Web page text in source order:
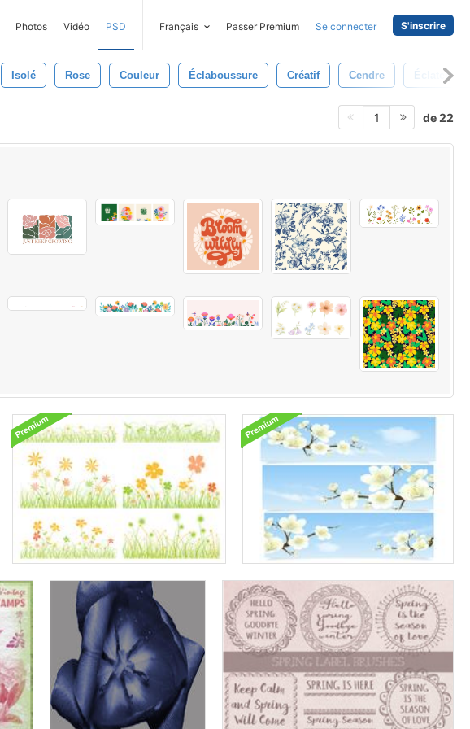
Photos Vidéo PSD Français Passer Premium Se connecter S'inscrire
Isolé Rose Couleur Éclaboussure Créatif Cendre Éclater
1 de 22